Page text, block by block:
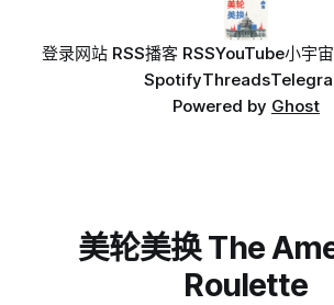
登录网站 RSS播客 RSSYouTube小宇宙
SpotifyThreads
Powered by Ghost
美轮美换 The
Roulette